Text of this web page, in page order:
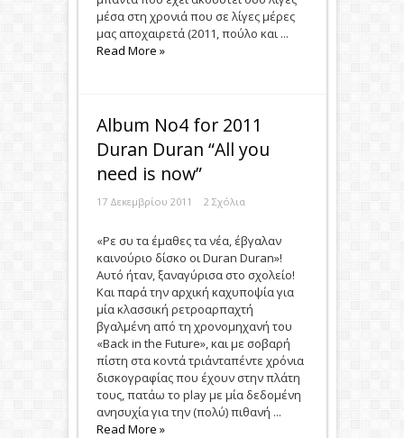
μέσα στη χρονιά που σε λίγες μέρες
μας αποχαιρετά (2011, πούλο και ...
Read More »
Album Νο4 for 2011
Duran Duran “All you
need is now”
17 Δεκεμβρίου 2011 2 Σχόλια
«Ρε συ τα έμαθες τα νέα, έβγαλαν
καινούριο δίσκο οι Duran Duran»!
Αυτό ήταν, ξαναγύρισα στο σχολείο!
Και παρά την αρχική καχυποψία για
μία κλασσική ρετροαρπαχτή
βγαλμένη από τη χρονομηχανή του
«Back in the Future», και με σοβαρή
πίστη στα κοντά τριάνταπέντε χρόνια
δισκογραφίας που έχουν στην πλάτη
τους, πατάω το play με μία δεδομένη
ανησυχία για την (πολύ) πιθανή ...
Read More »